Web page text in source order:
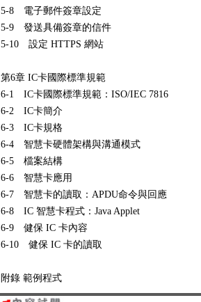
5-8 電子郵件簽章設定
5-9 發送具備簽章的信件
5-10 設定 HTTPS 網站
第6章 IC卡國際標準規範
6-1 IC卡國際標準規範：ISO/IEC 7816
6-2 IC卡簡介
6-3 IC卡規格
6-4 智慧卡硬體架構與溝通模式
6-5 檔案結構
6-6 智慧卡應用
6-7 智慧卡的讀取：APDU命令與回應
6-8 IC 智慧卡程式：Java Applet
6-9 健保 IC 卡內容
6-10 健保 IC 卡的讀取
附錄 範例程式